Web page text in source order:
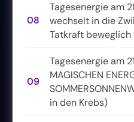
08
Tagesenergie am
wechselt in die
Tatkraft
09
Tagesenergie am
MAGISCHEN
in den Krebs)